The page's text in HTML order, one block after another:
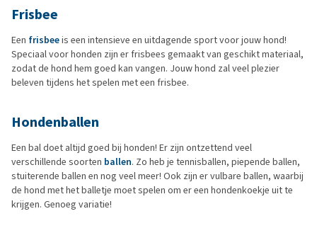
Frisbee
Een frisbeeis een intensieve en uitdagende sport voor jouw hond!
Speciaal voor honden zijn er frisbees gemaakt van geschikt materiaal,
zodat de hond hem goed kan vangen. Jouw hond zal veel plezier
beleven tijdens het spelen met een frisbee.
Hondenballen
Een bal doet altijd goed bij honden! Er zijn ontzettend veel
verschillende soorten ballen. Zo heb je tennisballen, piepende ballen,
stuiterende ballen en nog veel meer! Ook zijn er vulbare ballen, waarbij
de hond met het balletje moet spelen om er een hondenkoekje uit te
krijgen. Genoeg variatie!